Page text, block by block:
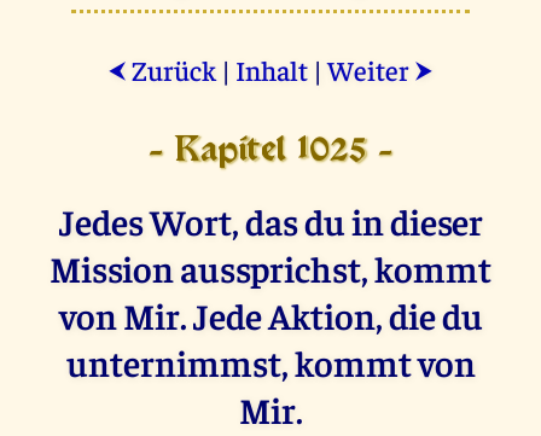
⮜ Zurück | Inhalt |Weiter ⮞
- Kapitel 1025 -
Jedes Wort, das du in dieser
Mission aussprichst, kommt
von Mir. Jede Aktion, die du
unternimmst, kommt von
Mir.